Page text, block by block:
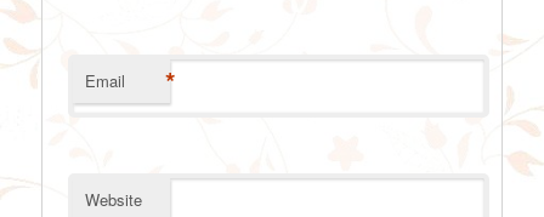
Email *
Website